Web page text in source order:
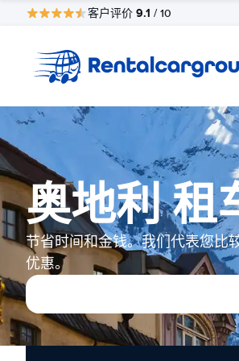
客户评价 9.1 / 10
奥地利 租
节省时间和金钱。我们代表您比
优惠。